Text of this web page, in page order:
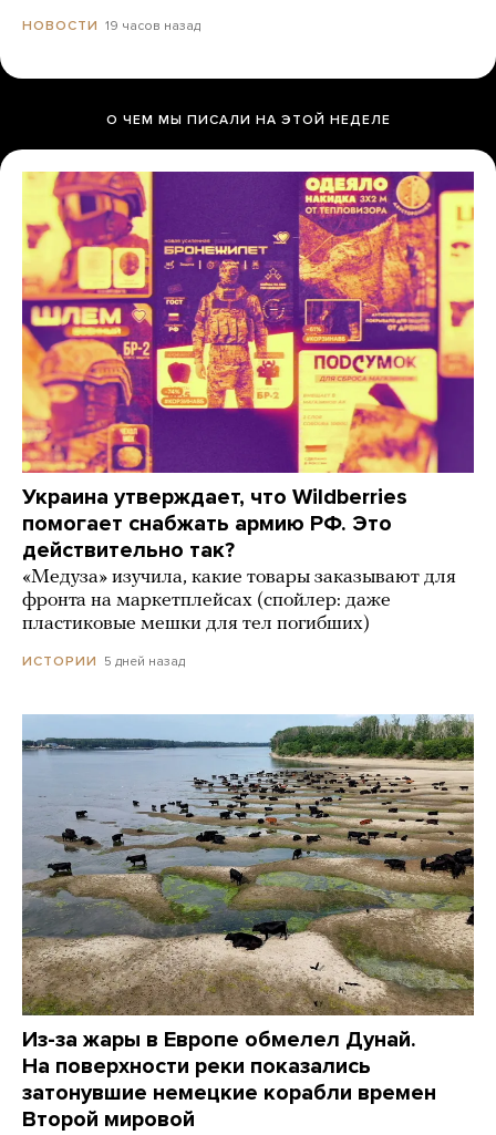
НОВОСТИ 19 часов назад
О ЧЕМ МЫ ПИСАЛИ НА ЭТОЙ НЕДЕЛЕ
Украина утверждает, что Wildberries
помогает снабжать армию РФ. Это
действительно так?
«Медуза» изучила, какие товары заказывают для
фронта на маркетплейсах (спойлер: даже
пластиковые мешки для тел погибших)
ИСТОРИИ 5 дней назад
Из-за жары в Европе обмелел Дунай.
На поверхности реки показались
затонувшие немецкие корабли времен
Второй мировой